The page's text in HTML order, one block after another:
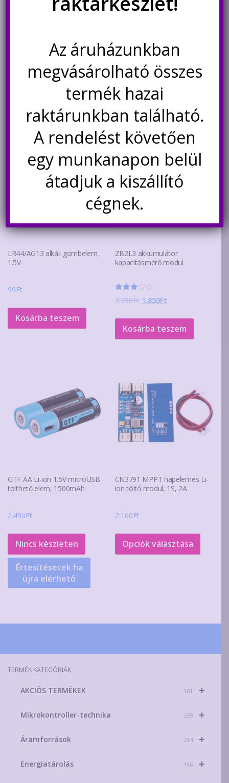
újra elérhető
Kapcsolódó termékek
LR44/AG13 alkáli gombelem,
1.5V
99Ft
Kosárba teszem
ZB2L3 akkumulátor
kapacitásmérő modul
Értékelés:
3.00
2.290Ft Original
was:
2.290Ft.
1.850FtCurrent
is:
1.850Ft.
Kosárba teszem
GTF AA Li-ion 1.5V microUSB
tölthető elem, 1500mAh
2.490Ft
Nincs készleten
Értesítésetek ha
újra elérhető
CN3791 MPPT napelemes Li-
ion töltő modul, 1S, 2A
2.100Ft
Opciók választása
Ennek
TERMÉK KATEGÓRIÁK
+
AKCIÓS TERMÉKEK 181
+
Mikrokontroller-technika 329
+
Áramforrások 214
+
Energiatárolás 156
Az áruházunkban
megvásárolható összes
termék hazai
raktárunkban található.
A rendelést követően
egy munkanapon belül
átadjuk a kiszállító
cégnek.